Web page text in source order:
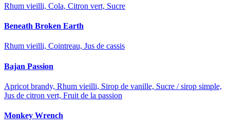
Rhum vieilli, Cola, Citron vert, Sucre
Beneath Broken Earth
Rhum vieilli, Cointreau, Jus de cassis
Bajan Passion
Apricot brandy, Rhum vieilli, Sirop de vanille, Sucre / sirop simple,
Jus de citron vert, Fruit de la passion
Monkey Wrench